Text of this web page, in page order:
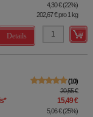
4,30 €(22%)
202,67 €pro 1 kg
Details
10
20,55 €
* 15,49 €
5,06 €(25%)